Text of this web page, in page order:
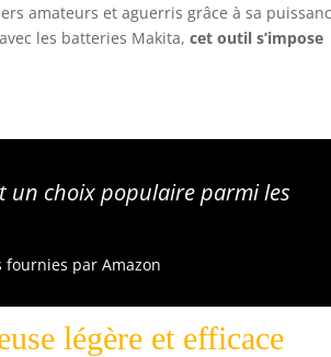
amateurs et aguerris grâce à sa
les batteries Makita,cet outil s’impose
un choix populaire parmi les
par Amazon
légère et efficace